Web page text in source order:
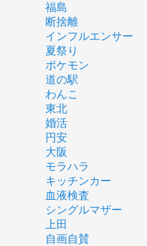
福島
断捨離
インフルエンサー
夏祭り
ポケモン
道の駅
わんこ
東北
婚活
円安
大阪
モラハラ
キッチンカー
血液検査
シングルマザー
上田
自画自賛